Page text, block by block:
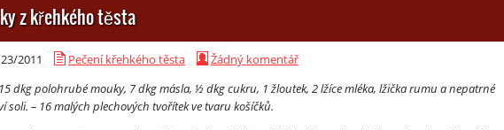
z křehkého těsta
2011 Pečení křehkého těsta
Žádný komentář
dkg polohrubé mouky, 7 dkg másla, ½ dkg cukru, 1 žloutek, 2 lžíce mléka, lžička rumu a nepatrné
soli. – 16 malých plechových tvořítek ve tvaru košíčků.